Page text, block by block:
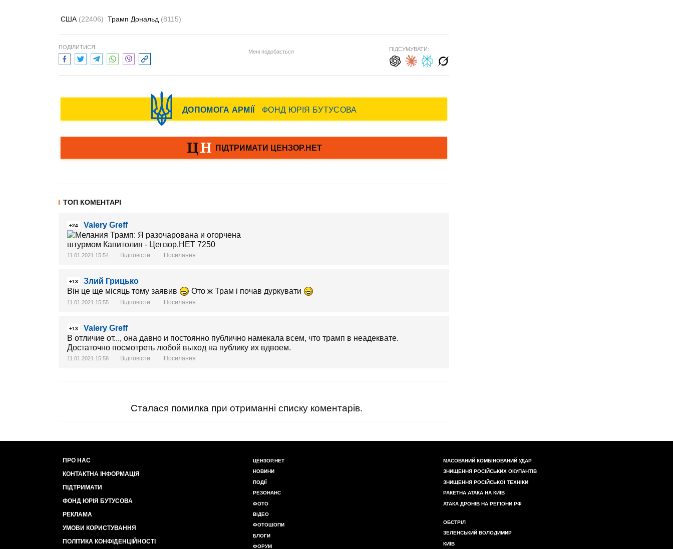
США (22406) Трамп Дональд (8115)
ПОДІЛИТИСЯ:
Мені подобається ПІДСУМУВАТИ:
ТОП КОМЕНТАРІ
+24 Valery Greff
11.01.2021 15:54 Відповісти Посилання
+13
Злий Грицько
Він це ще місяць тому заявив
Ото ж Трам і почав дуркувати
11.01.2021 15:55 Відповісти Посилання
+13
Valery Greff
В отличие от..., она давно и постоянно публично намекала всем, что трамп в неадеквате.
Достаточно посмотреть любой выход на публику их вдвоем.
11.01.2021 15:58 Відповісти Посилання
Сталася помилка при отриманні списку коментарів.
ПРО НАС
КОНТАКТНА ІНФОРМАЦІЯ
ПІДТРИМАТИ
ФОНД ЮРІЯ БУТУСОВА
РЕКЛАМА
УМОВИ КОРИСТУВАННЯ
ПОЛІТИКА КОНФІДЕНЦІЙНОСТІ
ЦЕНЗОР.НЕТ
НОВИНИ
ПОДІЇ
РЕЗОНАНС
ФОТО
ВІДЕО
ФОТОШОПИ
БЛОГИ
ФОРУМ
МАСОВАНИЙ КОМБІНОВАНИЙ УДАР
ЗНИЩЕННЯ РОСІЙСЬКИХ ОКУПАНТІВ
ЗНИЩЕННЯ РОСІЙСЬКОЇ ТЕХНІКИ
РАКЕТНА АТАКА НА КИЇВ
АТАКА ДРОНІВ НА РЕГІОНИ РФ
ОБСТРІЛ
ЗЕЛЕНСЬКИЙ ВОЛОДИМИР
КИЇВ